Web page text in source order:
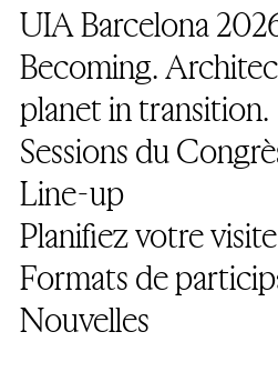
UIA Barcelona
Becoming.
planet in transition.
Sessions du
Line-up
Planifiez votre visite
Formats de
Nouvelles